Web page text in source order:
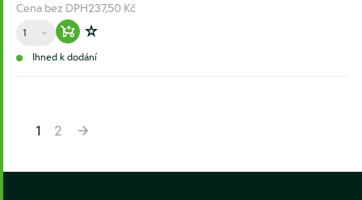
Cena bez DPH237,50 Kč
Množství
Warenkorb hinzufügen
Zur Wunschliste hinzufügen
Ihned k dodání
1 2